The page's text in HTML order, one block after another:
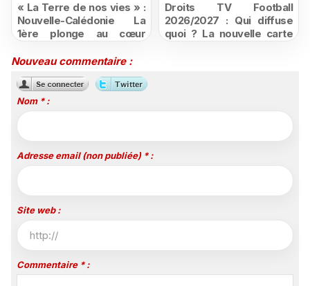
« La Terre de nos vies » :
Nouvelle-Calédonie La
1ère plonge au cœur
mutation
Droits TV Football
2026/2027 : Qui diffuse
quoi ? La nouvelle carte
Nouveau commentaire :
Nom * :
Adresse email (non publiée) * :
Site web :
Commentaire * :